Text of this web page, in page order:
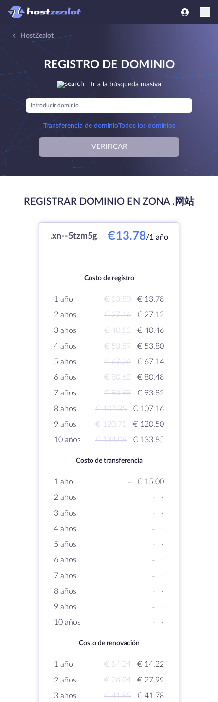
HostZealot
REGISTRO DE DOMINIO
Ir a la búsqueda masiva
Transferencia de dominioTodos los dominios
VERIFICAR
REGISTRAR DOMINIO EN ZONA .网站
.xn--5tzm5g €13.78/1 año
Costo de registro
1 año € 13.80
€ 13.78
2 años
€ 27.16
€ 27.12
3 años
€ 40.53
€ 40.46
4 años
€ 53.89
€ 53.80
5 años
€ 67.26
€ 67.14
6 años
€ 80.62
€ 80.48
7 años
€ 93.98
€ 93.82
8 años
€ 107.35
€ 107.16
9 años
€ 120.71
€ 120.50
10 años
€ 134.08 € 133.85
Costo de transferencia
1 año -
€ 15.00
2 años
-
-
3 años
-
-
4 años
-
-
5 años
-
-
6 años
-
-
7 años
-
-
8 años
-
-
9 años
-
-
10 años
- -
Costo de renovación
1 año € 14.24
€ 14.22
2 años
€ 28.04
€ 27.99
3 años
€ 41.85
€ 41.78